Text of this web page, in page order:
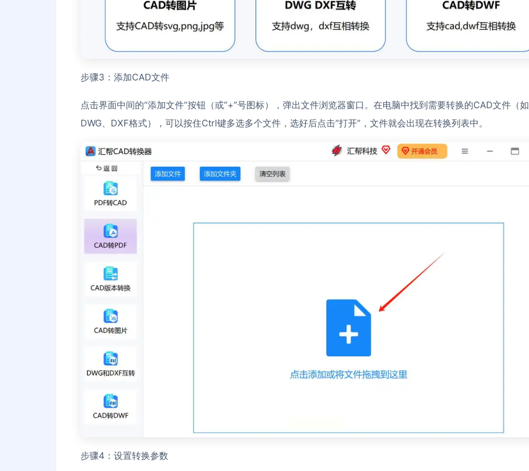
步骤3：添加CAD文件
点击界面中间的“添加文件”按钮（或“+”号图标），弹出文件浏览器窗口。在电脑中找到需要转换的CAD文件（如
DWG、DXF格式），可以按住Ctrl键多选多个文件，选好后点击“打开”，文件就会出现在转换列表中。
步骤4：设置转换参数